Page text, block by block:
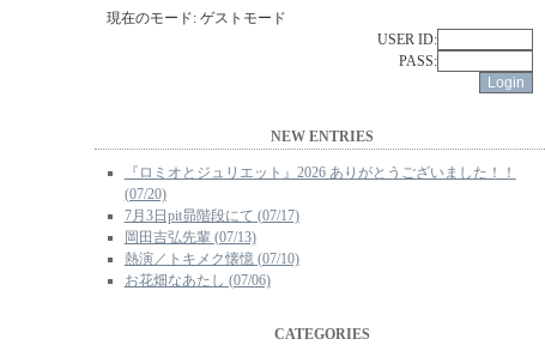
現在のモード: ゲストモード
USER ID:
PASS:
NEW ENTRIES
『ロミオとジュリエット』2026 ありがとうございました！！
(07/20)
7月3日pit昴階段にて (07/17)
岡田吉弘先輩 (07/13)
熱演／トキメク懐憶 (07/10)
お花畑なあたし (07/06)
CATEGORIES